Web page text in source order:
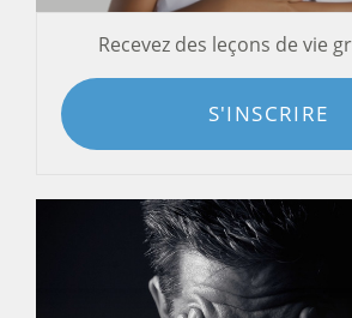
Recevez des leçons de vie
S'INSCRIRE